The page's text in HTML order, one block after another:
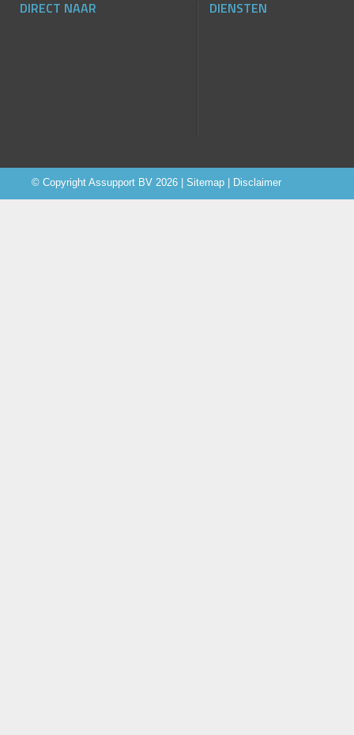
DIRECT NAAR DIENSTEN
© Copyright Assupport BV 2026 | Sitemap Disclaimer